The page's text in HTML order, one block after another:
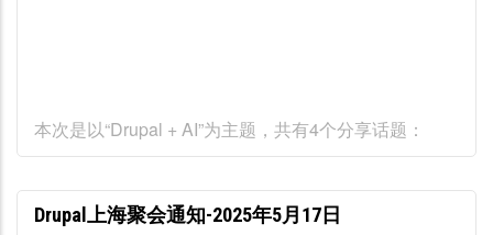
本次是以“Drupal + AI”为主题，共有4个分享话题：
Drupal上海聚会通知-2025年5月17日